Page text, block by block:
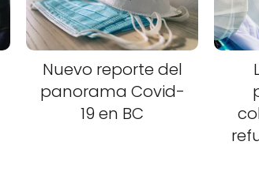
Nuevo reporte del
panorama Covid-
19 en BC